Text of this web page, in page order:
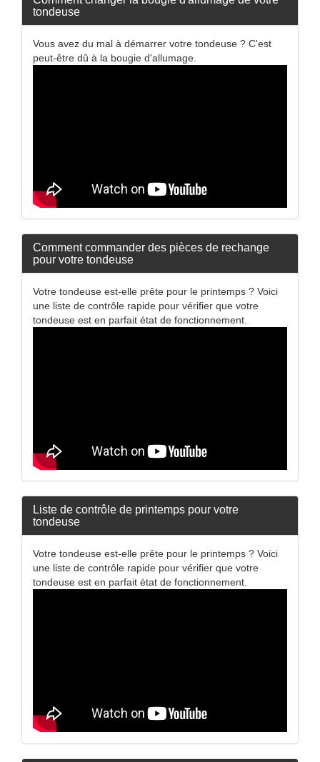
tondeuse
Vous avez du mal à démarrer votre tondeuse ? C'est
peut-être dû à la bougie d'allumage.
Comment commander des pièces de rechange
pour votre tondeuse
Votre tondeuse est-elle prête pour le printemps ? Voici
une liste de contrôle rapide pour vérifier que votre
tondeuse est en parfait état de fonctionnement.
Liste de contrôle de printemps pour votre
tondeuse
Votre tondeuse est-elle prête pour le printemps ? Voici
une liste de contrôle rapide pour vérifier que votre
tondeuse est en parfait état de fonctionnement.